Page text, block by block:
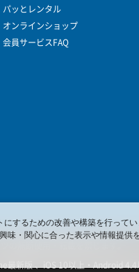
パッとレンタル
オンラインショップ
会員サービスFAQ
の無断使用・転載を禁じます。
新版 、iOS 10以上・Android 4.4
するための改善や構築を行ってい
・関心に合った表示や情報提供